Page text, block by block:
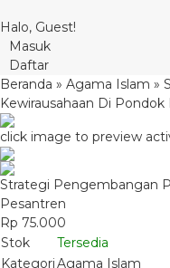
Halo, Guest!
Masuk
Daftar
Beranda » Agama Islam »
Kewirausahaan Di Pondok
click image to preview
Strategi Pengembangan
Pesantren
Rp 75.000
Stok
Tersedia
KategoriAgama Islam